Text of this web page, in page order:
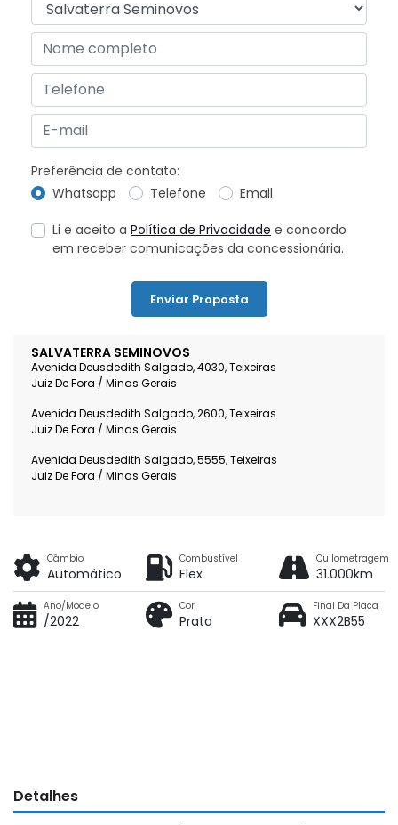
SALVATERRA SEMINOVOS
Avenida Deusdedith Salgado, 4030, Teixeiras
Juiz De Fora / Minas Gerais
Avenida Deusdedith Salgado, 2600, Teixeiras
Juiz De Fora / Minas Gerais
Avenida Deusdedith Salgado, 5555, Teixeiras
Juiz De Fora / Minas Gerais
Preferência de contato:
Whatsapp
Telefone Email
Li e aceito a Política de Privacidade e concordo
em receber comunicações da concessionária.
Enviar Proposta
Câmbio
Automático
Combustível
Flex
Quilometragem
31.000km
Ano/Modelo
/2022
Cor
Prata
Final Da Placa
XXX2B55
Detalhes